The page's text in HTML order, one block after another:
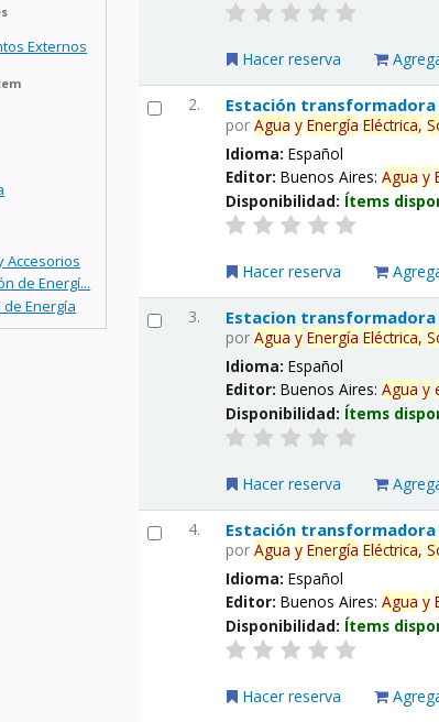
Externos
Accesorios
de Energí...
Energía
Hacer reserva
2. Estación transformadora
porAgua y Energía Eléctrica,
Idioma:Español
Editor:Buenos Aires:Agua y
Disponibilidad: Ítems
Hacer reserva
3. Estacion
porAgua y Energía Eléctrica,
Idioma:Español
Editor:Buenos Aires:Agua y
Disponibilidad: Ítems
Hacer reserva
4. Estación
porAgua y Energía Eléctrica,
Idioma:Español
Editor:Buenos Aires:Agua y
Disponibilidad: Ítems
Hacer reserva